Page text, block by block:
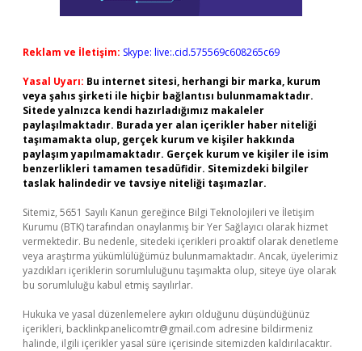
Reklam ve İletişim: Skype: live:.cid.575569c608265c69
Yasal Uyarı: Bu internet sitesi, herhangi bir marka, kurum
veya şahıs şirketi ile hiçbir bağlantısı bulunmamaktadır.
Sitede yalnızca kendi hazırladığımız makaleler
paylaşılmaktadır. Burada yer alan içerikler haber niteliği
taşımamakta olup, gerçek kurum ve kişiler hakkında
paylaşım yapılmamaktadır. Gerçek kurum ve kişiler ile isim
benzerlikleri tamamen tesadüfidir. Sitemizdeki bilgiler
taslak halindedir ve tavsiye niteliği taşımazlar.
Sitemiz, 5651 Sayılı Kanun gereğince Bilgi Teknolojileri ve İletişim
Kurumu (BTK) tarafından onaylanmış bir Yer Sağlayıcı olarak hizmet
vermektedir. Bu nedenle, sitedeki içerikleri proaktif olarak denetleme
veya araştırma yükümlülüğümüz bulunmamaktadır. Ancak, üyelerimiz
yazdıkları içeriklerin sorumluluğunu taşımakta olup, siteye üye olarak
bu sorumluluğu kabul etmiş sayılırlar.
Hukuka ve yasal düzenlemelere aykırı olduğunu düşündüğünüz
içerikleri, backlinkpanelicomtr@gmail.com adresine bildirmeniz
halinde, ilgili içerikler yasal süre içerisinde sitemizden kaldırılacaktır.